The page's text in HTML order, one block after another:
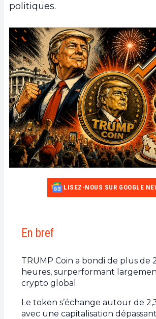
politiques.
LISEZ-NOUS SUR GOOGLE
En bref
TRUMP Coin a bondi de plus de
heures, surperformant
crypto global.
Le token s’échange autour de
avec une capitalisation